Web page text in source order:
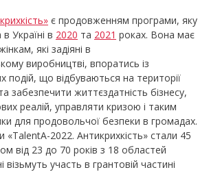
є продовженням програми, яку
Україні в 2020 та 2021 роках. Вона має
які задіяні в
виробництві, впоратись із
подій, що відбуваються на території
забезпечити життєздатність бізнесу,
реалій, управляти кризою і таким
для продовольчої безпеки в громадах.
2022. Антикрихкість» стали 45
від 23 до 70 років з 18 областей
візьмуть участь в грантовій частині